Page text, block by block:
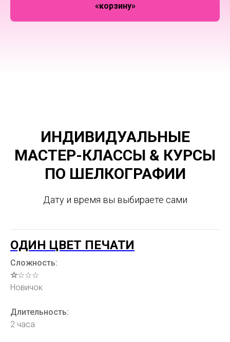
«корзину»
ИНДИВИДУАЛЬНЫЕ
МАСТЕР-КЛАССЫ & КУРСЫ
ПО ШЕЛКОГРАФИИ
Дату и время вы выбираете сами
ОДИН ЦВЕТ ПЕЧАТИ
Сложность:
☆☆☆☆
Новичок
Длительность:
2 часа